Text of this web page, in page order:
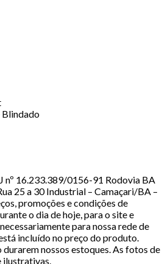
nº 16.233.389/0156-91 Rodovia BA
25 a 30 Industrial – Camaçari/BA –
promoções e condições de
o dia de hoje, para o site e
para nossa rede de
incluído no preço do produto.
nossos estoques. As fotos de
ilustrativas.